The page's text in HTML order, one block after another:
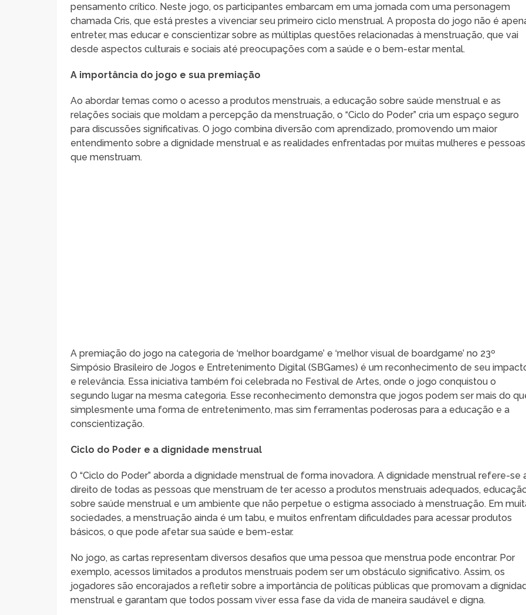
pensamento crítico. Neste jogo, os participantes embarcam em uma jornada com uma personagem
chamada Cris, que está prestes a vivenciar seu primeiro ciclo menstrual. A proposta do jogo não é
entreter, mas educar e conscientizar sobre as múltiplas questões relacionadas à menstruação, que vai
desde aspectos culturais e sociais até preocupações com a saúde e o bem-estar mental.
A importância do jogo e sua premiação
Ao abordar temas como o acesso a produtos menstruais, a educação sobre saúde menstrual e as
relações sociais que moldam a percepção da menstruação, o “Ciclo do Poder” cria um espaço seguro
para discussões significativas. O jogo combina diversão com aprendizado, promovendo um maior
entendimento sobre a dignidade menstrual e as realidades enfrentadas por muitas mulheres e pessoas
que menstruam.
A premiação do jogo na categoria de ‘melhor boardgame’ e ‘melhor visual de boardgame’ no 23º
Simpósio Brasileiro de Jogos e Entretenimento Digital (SBGames) é um reconhecimento de seu
e relevância. Essa iniciativa também foi celebrada no Festival de Artes, onde o jogo conquistou o
segundo lugar na mesma categoria. Esse reconhecimento demonstra que jogos podem ser mais do
simplesmente uma forma de entretenimento, mas sim ferramentas poderosas para a educação e a
conscientização.
Ciclo do Poder e a dignidade menstrual
O “Ciclo do Poder” aborda a dignidade menstrual de forma inovadora. A dignidade menstrual refere-se
direito de todas as pessoas que menstruam de ter acesso a produtos menstruais adequados,
sobre saúde menstrual e um ambiente que não perpetue o estigma associado à menstruação. Em
sociedades, a menstruação ainda é um tabu, e muitos enfrentam dificuldades para acessar produtos
básicos, o que pode afetar sua saúde e bem-estar.
No jogo, as cartas representam diversos desafios que uma pessoa que menstrua pode encontrar. Por
exemplo, acessos limitados a produtos menstruais podem ser um obstáculo significativo. Assim, os
jogadores são encorajados a refletir sobre a importância de políticas públicas que promovam a
menstrual e garantam que todos possam viver essa fase da vida de maneira saudável e digna.